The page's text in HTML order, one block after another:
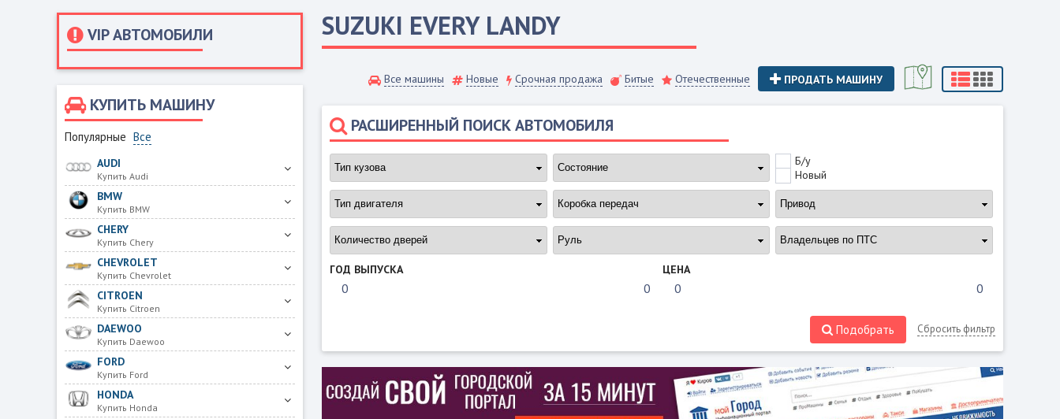
VIP АВТОМОБИЛИ
КУПИТЬ МАШИНУ
Популярные Все
AUDI
Купить Audi
BMW
Купить BMW
CHERY
Купить Chery
CHEVROLET
Купить Chevrolet
CITROEN
Купить Citroen
DAEWOO
Купить Daewoo
FORD
Купить Ford
HONDA
Купить Honda
SUZUKI EVERY LANDY
Все машины Новые Срочная продажа Битые Отечественные ПРОДАТЬ МАШИНУ
РАСШИРЕННЫЙ ПОИСК АВТОМОБИЛЯ
Б/у
Новый
ГОД ВЫПУСКА ЦЕНА
Подобрать Сбросить фильтр